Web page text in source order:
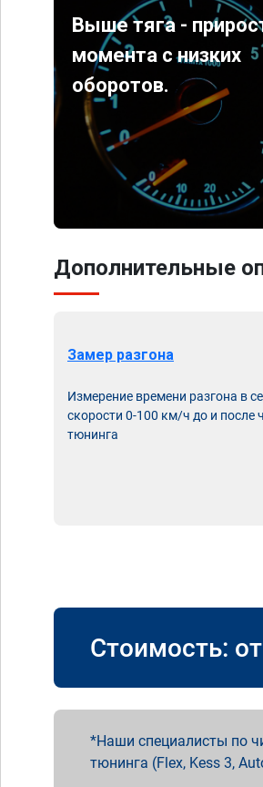
Выше тяга -
момента с низких
оборотов.
Дополнительные
Замер разгона
Измерение времени разгона в
скорости 0-100 км/ч до и после
тюнинга
Стоимость: от
Наши специалисты по
тюнинга (Flex, Kess 3,